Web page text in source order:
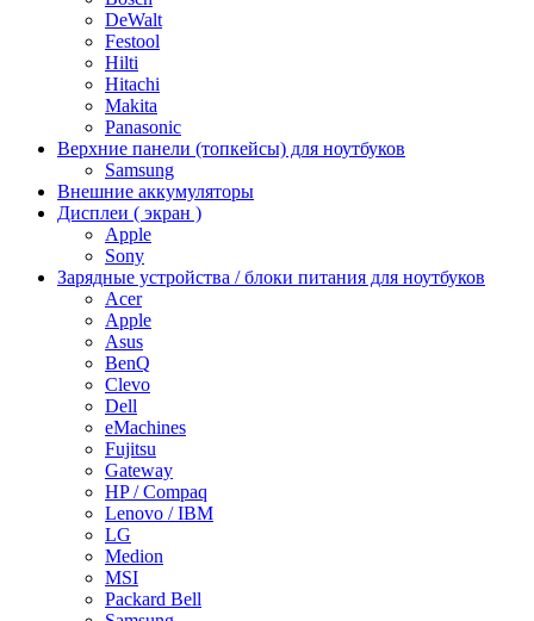
DeWalt
Festool
Hilti
Hitachi
Makita
Panasonic
Верхние панели (топкейсы) для ноутбуков
Samsung
Внешние аккумуляторы
Дисплеи ( экран )
Apple
Sony
Зарядные устройства / блоки питания для ноутбуков
Acer
Apple
Asus
BenQ
Clevo
Dell
eMachines
Fujitsu
Gateway
HP / Compaq
Lenovo / IBM
LG
Medion
MSI
Packard Bell